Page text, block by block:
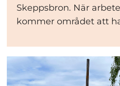
Skeppsbron. När
kommer området att